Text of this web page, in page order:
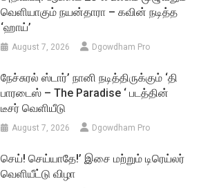
வெளியாகும் நயன்தாரா – கவின் நடித்த
‘ஹாய்’
August 7, 2026 Dgowdham Pro
நேச்சுரல் ஸ்டார்’ நானி நடித்திருக்கும் ‘தி
பாரடைஸ் – The Paradise ‘ படத்தின்
டீசர் வெளியீடு
August 7, 2026 Dgowdham Pro
செய்! செய்யாதே!’ இசை மற்றும் டிரெய்லர்
வெளியீட்டு விழா